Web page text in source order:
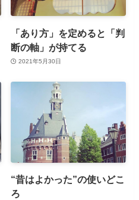
「あり方」を定めると「判
断の軸」が持てる
2021年5月30日
“昔はよかった”の使いどこ
ろ